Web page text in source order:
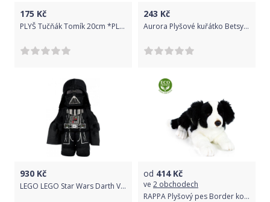
175 Kč
PLYŠ Tučňák Tomík 20cm *PLYŠOVÉ HRAČKY*
243 Kč
Aurora Plyšové kuřátko Betsy - Palm Palms - 12 cm
930 Kč
LEGO LEGO Star Wars Darth Vader
od 414Kč
ve 2 obchodech
RAPPA Plyšový pes Border kolie ležící 45 cm ECO-FRIENDLY